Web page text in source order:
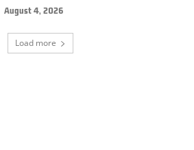
August 4, 2026
Load more